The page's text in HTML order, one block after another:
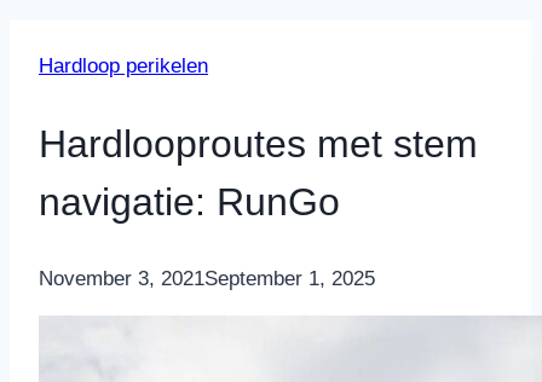
Hardloop perikelen
Hardlooproutes met stem
navigatie: RunGo
ByNicole
November 3, 2021September 1, 2025